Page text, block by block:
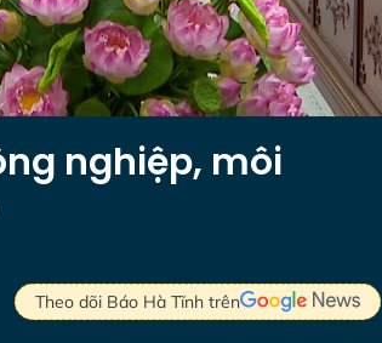
nghiệp, môi
Theo dõi Báo Hà Tĩnh trên